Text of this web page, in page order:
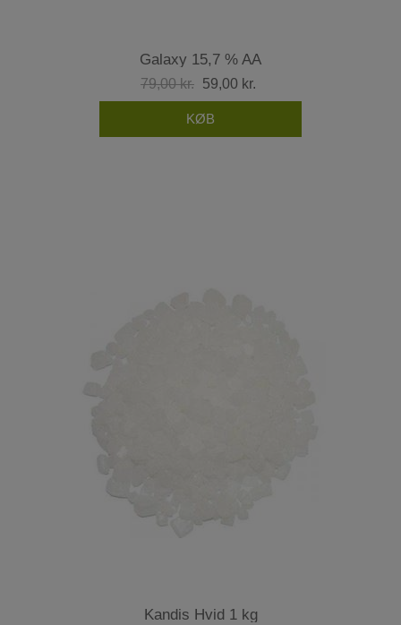
Galaxy 15,7 % AA
79,00 kr. 59,00 kr.
Kandis Hvid 1 kg